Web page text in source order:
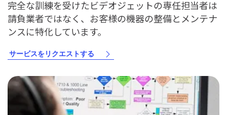
完全な訓練を受けたビデオジェットの専任担当者は
請負業者ではなく、お客様の機器の整備とメンテナ
ンスに特化しています。
サービスをリクエストする